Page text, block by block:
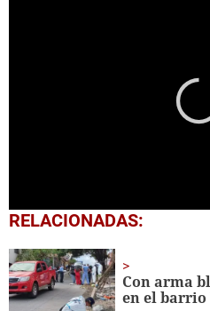
0
seconds
45
seconds
RELACIONADAS:
Con arma
en el